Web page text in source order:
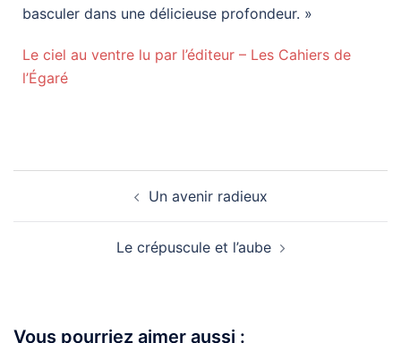
basculer dans une délicieuse profondeur. »
Le ciel au ventre lu par l’éditeur – Les Cahiers de
l’Égaré
Un avenir radieux
Le crépuscule et l’aube
Vous pourriez aimer aussi :